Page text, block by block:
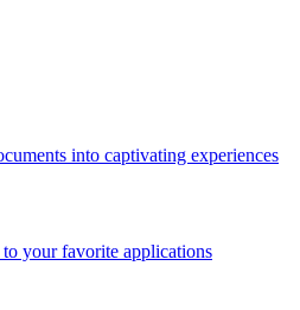
into captivating experiences
your favorite applications